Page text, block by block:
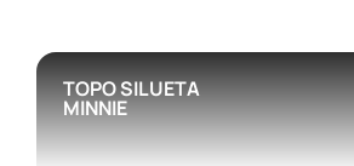
TOPO SILUETA
MINNIE